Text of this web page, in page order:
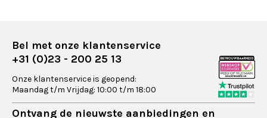
Bel met onze klantenservice
+31 (0)23 - 200 25 13
Onze klantenservice is geopend:
Maandag t/m Vrijdag: 10:00 t/m 18:00
Ontvang de nieuwste aanbiedingen en